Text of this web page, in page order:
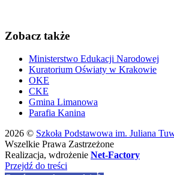
Zobacz także
Ministerstwo Edukacji Narodowej
Kuratorium Oświaty w Krakowie
OKE
CKE
Gmina Limanowa
Parafia Kanina
2026 © Szkoła Podstawowa im. Juliana
Wszelkie Prawa Zastrzeżone
Realizacja, wdrożenie Net-Factory
Przejdź do treści